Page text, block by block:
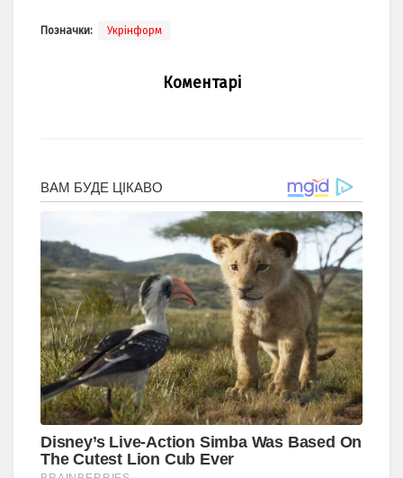
Позначки: Укрінформ
Коментарі